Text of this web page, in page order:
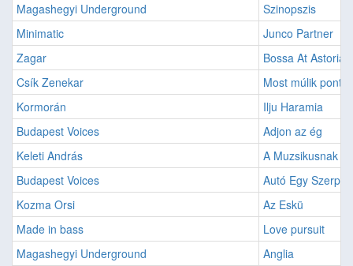
Magashegyi Underground
Szinopszis
Minimatic
Junco Partner
Zagar
Bossa At Astoria
Csík Zenekar
Most múlik
Kormorán
Ilju Haramia
Budapest Voices
Adjon az ég
Keleti András
A Muzsikusnak
Budapest Voices
Autó Egy
Kozma Orsi
Az Eskü
Made in bass
Love pursuit
Magashegyi Underground
Anglia